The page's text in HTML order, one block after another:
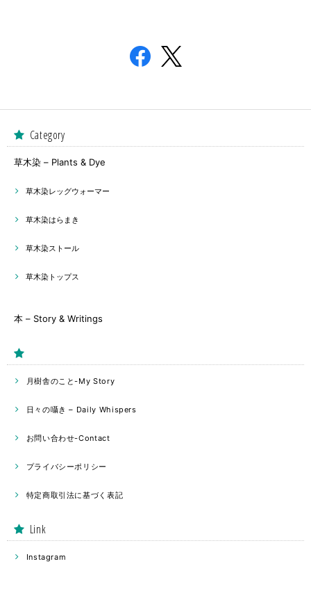
Category
草木染 – Plants & Dye
草木染レッグウォーマー
草木染はらまき
草木染ストール
草木染トップス
本 – Story & Writings
月樹舎のこと-My Story
日々の囁き – Daily Whispers
お問い合わせ-Contact
プライバシーポリシー
特定商取引法に基づく表記
Link
Instagram